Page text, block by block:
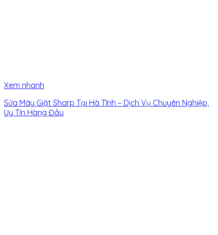
Xem nhanh
Sửa Máy Giặt Sharp Tại Hà Tĩnh – Dịch Vụ Chuyên Nghiệp,
Uy Tín Hàng Đầu